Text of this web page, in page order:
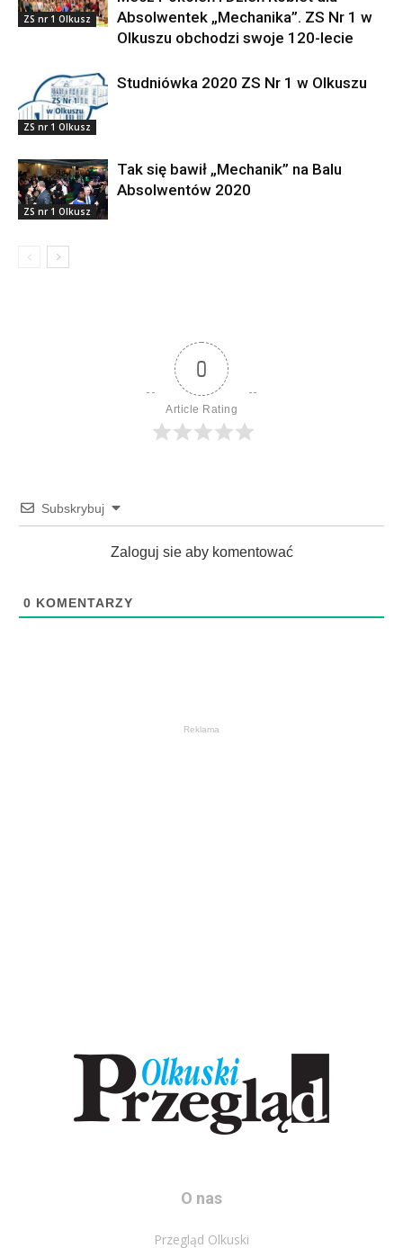
ZS nr 1 Olkusz
Absolwentek „Mechanika”. ZS Nr 1 w
Olkuszu obchodzi swoje 120-lecie
ZS nr 1 Olkusz
Studniówka 2020 ZS Nr 1 w Olkuszu
ZS nr 1 Olkusz
Tak się bawił „Mechanik” na Balu
Absolwentów 2020
0
Article Rating
Subskrybuj
Zaloguj sie aby komentować
0 KOMENTARZY
Reklama
O nas
Przegląd Olkuski